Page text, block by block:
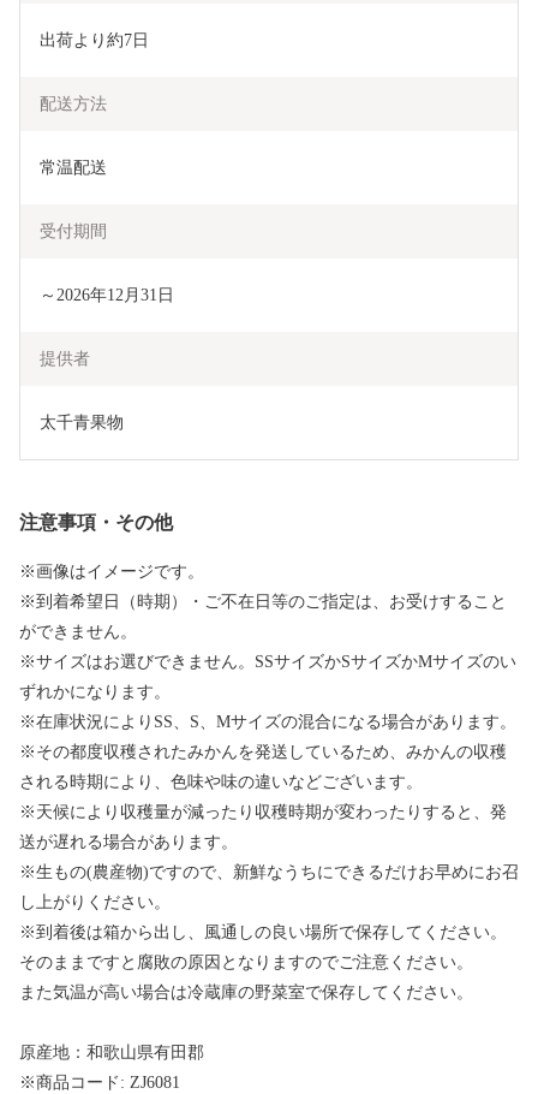
出荷より約7日
配送方法
常温配送
受付期間
～2026年12月31日
提供者
太千青果物
注意事項・その他
※画像はイメージです。
※到着希望日（時期）・ご不在日等のご指定は、お受けすること
ができません。
※サイズはお選びできません。SSサイズかSサイズかMサイズのい
ずれかになります。
※在庫状況によりSS、S、Mサイズの混合になる場合があります。
※その都度収穫されたみかんを発送しているため、みかんの収穫
される時期により、色味や味の違いなどございます。
※天候により収穫量が減ったり収穫時期が変わったりすると、発
送が遅れる場合があります。
※生もの(農産物)ですので、新鮮なうちにできるだけお早めにお召
し上がりください。
※到着後は箱から出し、風通しの良い場所で保存してください。
そのままですと腐敗の原因となりますのでご注意ください。
また気温が高い場合は冷蔵庫の野菜室で保存してください。
原産地：和歌山県有田郡
※商品コード: ZJ6081